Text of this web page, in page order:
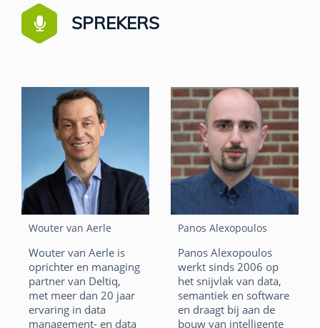
SPREKERS
Wouter van Aerle
Wouter van Aerle is
oprichter en managing
partner van Deltiq,
met meer dan 20 jaar
ervaring in data
management- en data
Panos Alexopoulos
Panos Alexopoulos
werkt sinds 2006 op
het snijvlak van data,
semantiek en software
en draagt bij aan de
bouw van intelligente